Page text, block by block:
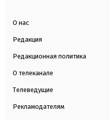
О нас
Редакция
Редакционная политика
О телеканале
Телеведущие
Рекламодателям